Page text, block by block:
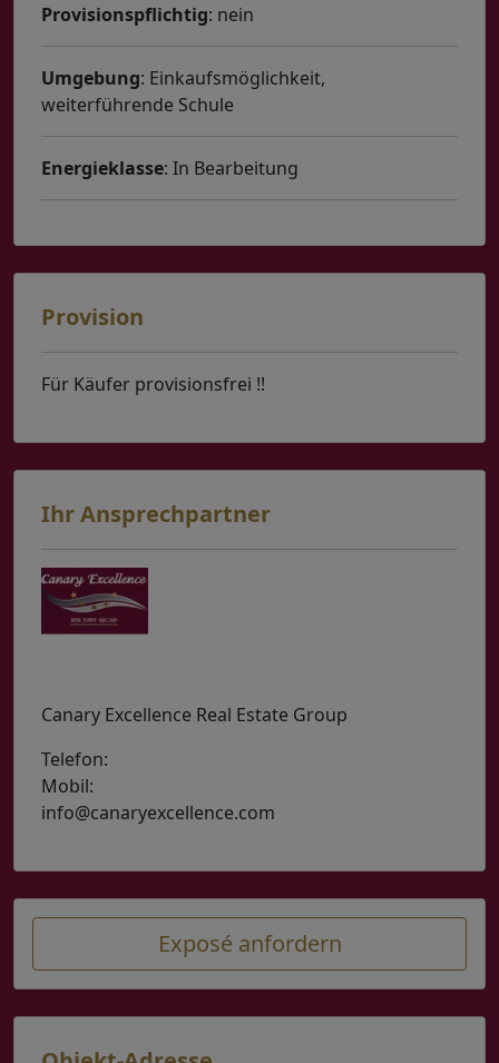
Provisionspflichtig: nein
Umgebung: Einkaufsmöglichkeit,
weiterführende Schule
Energieklasse: In Bearbeitung
Provision
Für Käufer provisionsfrei !!
Ihr Ansprechpartner
Canary Excellence Real Estate Group
Telefon:
Mobil:
info@canaryexcellence.com
Exposé anfordern